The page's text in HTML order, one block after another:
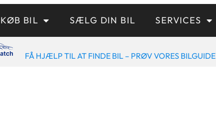
KØB BIL SÆLG DIN BIL SERVICES
FÅ HJÆLP TIL AT FINDE BIL – PRØV VORES BILGUIDE